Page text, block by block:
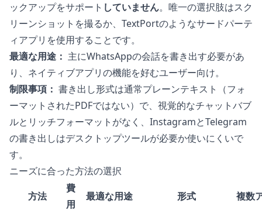
ックアップをサポート していません。唯一の選択肢はスク
リーンショットを撮るか、TextPortのようなサードパーテ
ィアプリを使用することです。
最適な用途： 主にWhatsAppの会話を書き出す必要があ
り、ネイティブアプリの機能を好むユーザー向け。
制限事項： 書き出し形式は通常プレーンテキスト（フォ
ーマットされたPDFではない）で、視覚的なチャットバブ
ルとリッチフォーマットがなく、InstagramとTelegram
の書き出しはデスクトップツールが必要か使いにくいで
す。
ニーズに合った方法の選択
方法
費
用
最適な用途 形式
複数